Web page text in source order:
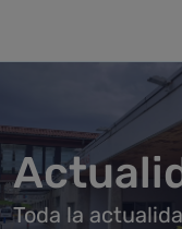
Toda la